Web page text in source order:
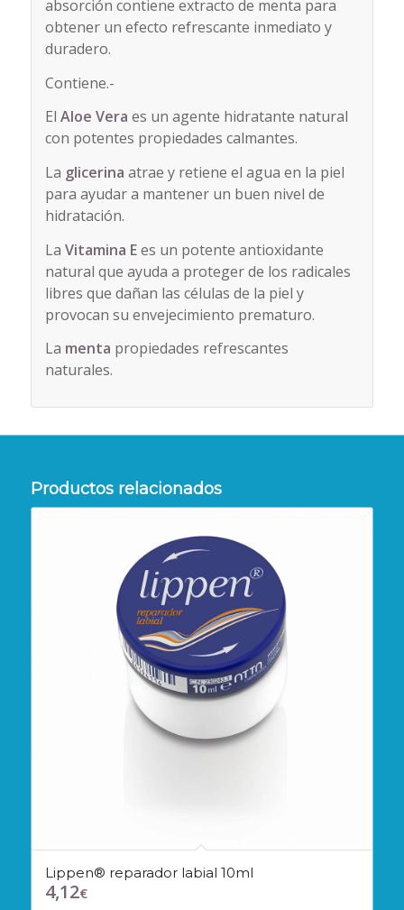
absorción contiene extracto de menta para
obtener un efecto refrescante inmediato y
duradero.
Contiene.-
El Aloe Vera es un agente hidratante natural
con potentes propiedades calmantes.
La glicerina atrae y retiene el agua en la piel
para ayudar a mantener un buen nivel de
hidratación.
La Vitamina Ees un potente antioxidante
natural que ayuda a proteger de los radicales
libres que dañan las células de la piel y
provocan su envejecimiento prematuro.
La menta propiedades refrescantes
naturales.
Productos relacionados
Lippen® reparador labial 10ml
4,12€